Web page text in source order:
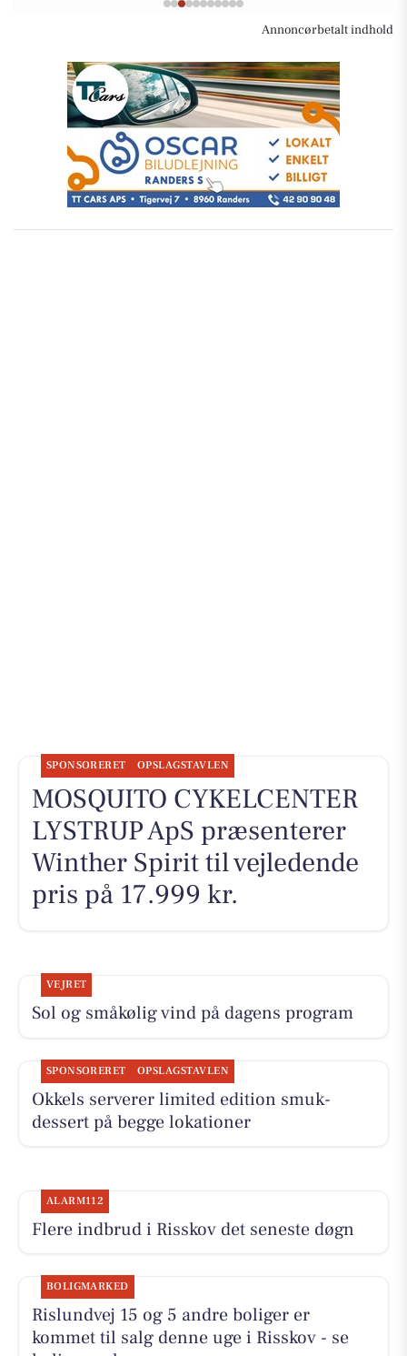
Annoncørbetalt indhold
SPONSORERET OPSLAGSTAVLEN
MOSQUITO CYKELCENTER
LYSTRUP ApS præsenterer
Winther Spirit til vejledende
pris på 17.999 kr.
VEJRET
Sol og småkølig vind på dagens program
SPONSORERET OPSLAGSTAVLEN
Okkels serverer limited edition smuk-
dessert på begge lokationer
ALARM112
Flere indbrud i Risskov det seneste døgn
BOLIGMARKED
Rislundvej 15 og 5 andre boliger er
kommet til salg denne uge i Risskov - se